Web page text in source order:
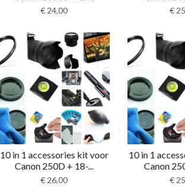
€ 24,00 €
10 in 1 accessories kit voor
Canon 250D + 18-...
€ 26,00
10 in 1
Canon
€